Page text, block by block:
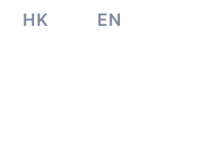
HK EN